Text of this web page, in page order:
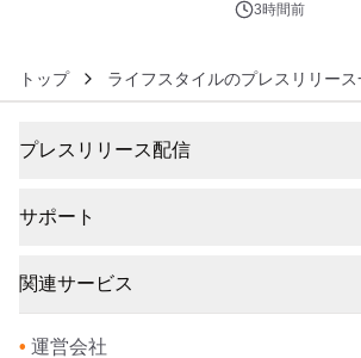
3時間前
トップ ライフスタイルのプレスリリー
プレスリリース配信
サポート
関連サービス
• 運営会社